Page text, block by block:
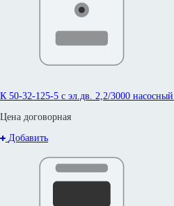
К 50-32-125-5 с эл.дв. 2,2/3000
Цена договорная
Добавить